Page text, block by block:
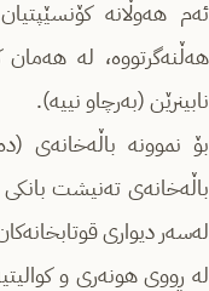
ئەم هەوڵانە
هەڵنەگرتووە، لە
نابینرێن (بەرچاو نییە).
بۆ نموونە باڵەخانەی
باڵەخانەی تەنیشت
لەسەر دیواری
لە ڕووی هونەری و